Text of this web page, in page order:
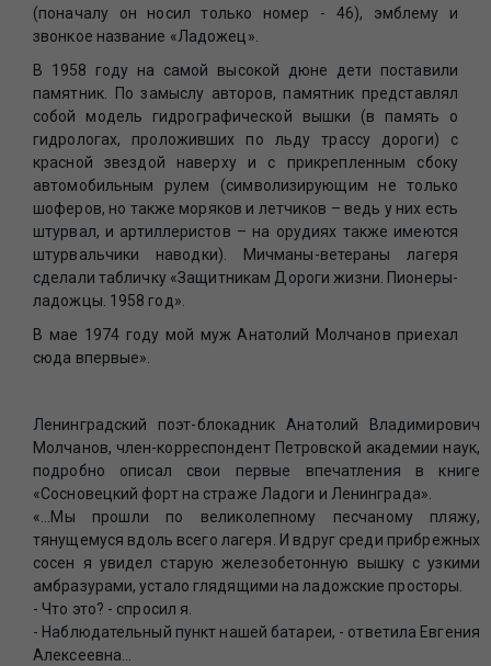
(поначалу он носил только номер - 46), эмблему и
звонкое название «Ладожец».
В 1958 году на самой высокой дюне дети поставили
памятник. По замыслу авторов, памятник представлял
собой модель гидрографической вышки (в память о
гидрологах, проложивших по льду трассу дороги) с
красной звездой наверху и с прикрепленным сбоку
автомобильным рулем (символизирующим не только
шоферов, но также моряков и летчиков – ведь у них есть
штурвал, и артиллеристов – на орудиях также имеются
штурвальчики наводки). Мичманы-ветераны лагеря
сделали табличку «Защитникам Дороги жизни. Пионеры-
ладожцы. 1958 год».
В мае 1974 году мой муж Анатолий Молчанов приехал
сюда впервые».
Ленинградский поэт-блокадник Анатолий Владимирович
Молчанов, член-корреспондент Петровской академии наук,
подробно описал свои первые впечатления в книге
«Сосновецкий форт на страже Ладоги и Ленинграда».
«...Мы прошли по великолепному песчаному пляжу,
тянущемуся вдоль всего лагеря. И вдруг среди прибрежных
сосен я увидел старую железобетонную вышку с узкими
амбразурами, устало глядящими на ладожские просторы.
- Что это? - спросил я.
- Наблюдательный пункт нашей батареи, - ответила Евгения
Алексеевна...